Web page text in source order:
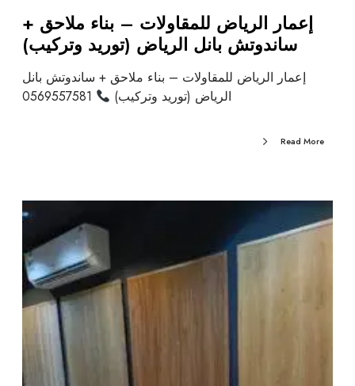
إعمار الرياض للمقاولات – بناء ملاحق +
ساندوتش بانل الرياض (توريد وتركيب)
إعمار الرياض للمقاولات – بناء ملاحق + ساندوتش بانل
الرياض (توريد وتركيب)
Read More